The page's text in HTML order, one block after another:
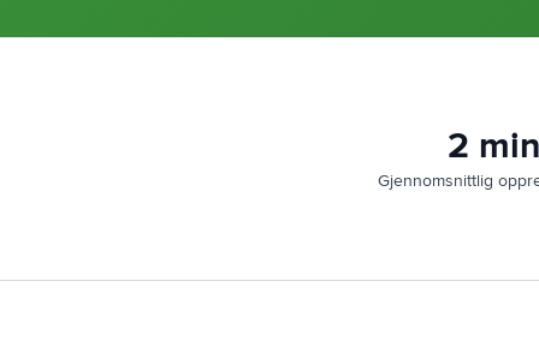
2 min
Gjennomsnittlig